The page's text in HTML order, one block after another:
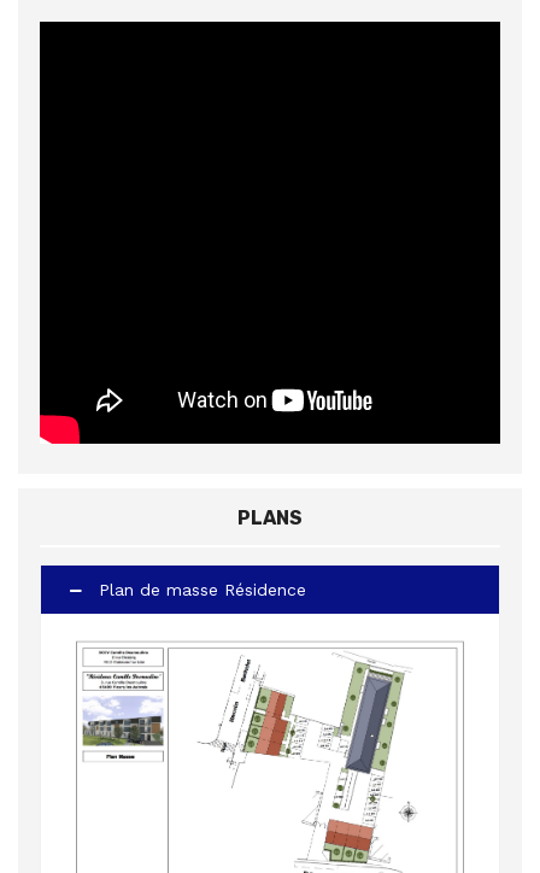
PLANS
Plan de masse Résidence